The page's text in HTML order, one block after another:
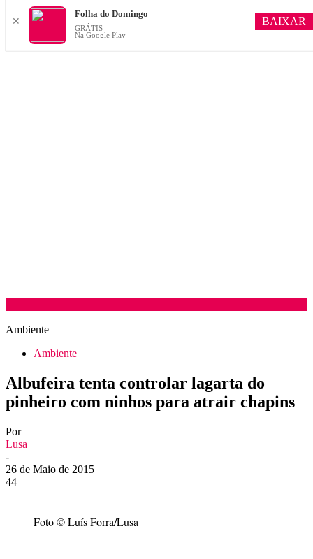
Ambiente
Ambiente
Albufeira tenta controlar lagarta do
pinheiro com ninhos para atrair chapins
Por
Lusa
-
26 de Maio de 2015
44
Foto © Luís Forra/Lusa
✕
Folha do Domingo
GRÁTIS
Na Google Play
BAIXAR